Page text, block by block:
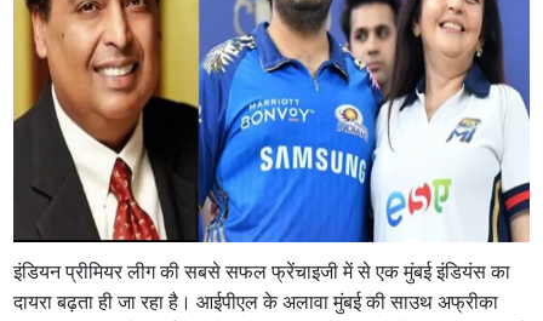
इंडियन प्रीमियर लीग की सबसे सफल फ्रेंचाइजी में से एक मुंबई इंडियंस का
दायरा बढ़ता ही जा रहा है। आईपीएल के अलावा मुंबई की साउथ अफ्रीका